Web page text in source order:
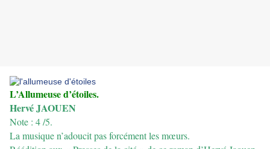
L’Allumeuse d’étoiles.
Hervé JAOUEN
Note : 4 /5.
La musique n’adoucit pas forcément les mœurs.